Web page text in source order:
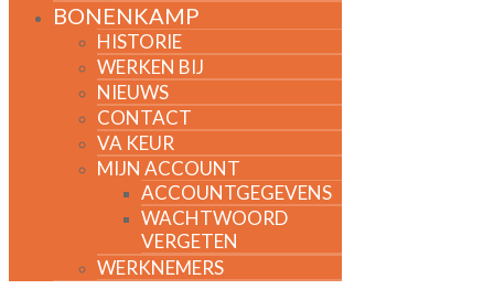
BONENKAMP
HISTORIE
WERKEN BIJ
NIEUWS
CONTACT
VA KEUR
MIJN ACCOUNT
ACCOUNTGEGEVENS
WACHTWOORD
VERGETEN
WERKNEMERS